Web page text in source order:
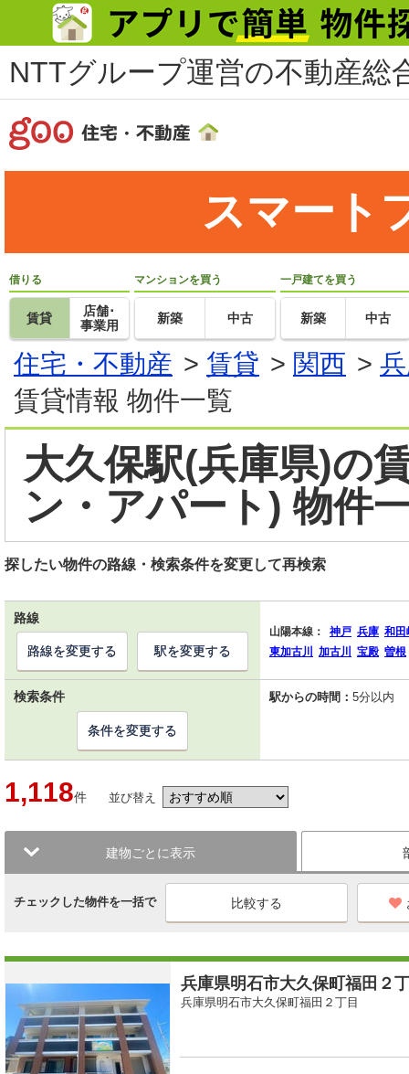
NTTグループ運営の不動産総
スマート
借りる
賃貸
店舗･
事業用
マンションを買う
新築 中古
一戸建てを買う
新築 中古
住宅・不動産 > 賃貸 > 関西 >
賃貸情報 物件一覧
大久保駅(兵庫県)の
ン・アパート) 物件
探したい物件の路線・検索条件を変更して再検索
路線
山陽本線： 神戸 兵庫 和田
東加古川
加古川 宝殿 曽根
路線を変更する 駅を変更する
検索条件 駅からの時間： 5分以内
条件を変更する
1,118件 並び替え
建物ごとに表示
チェックした物件を一括で
兵庫県明石市大久保町福田２
兵庫県明石市大久保町福田２丁目